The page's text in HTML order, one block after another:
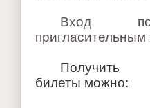
Вход по
пригласительным
Получить
билеты можно: